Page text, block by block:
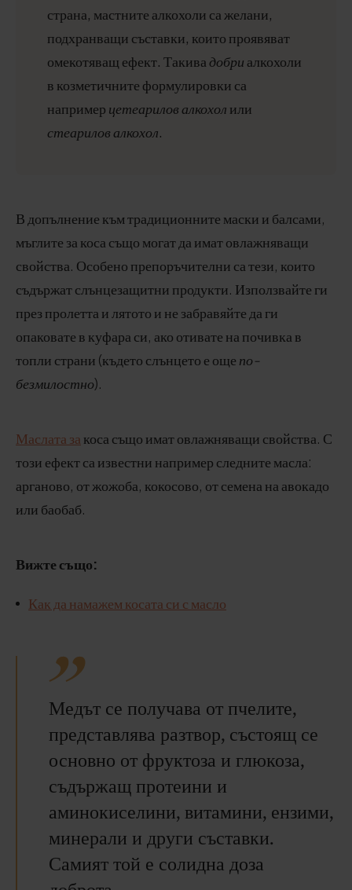
страна, мастните алкохоли са желани,
подхранващи съставки, които проявяват
омекотяващ ефект. Такива добри алкохоли
в козметичните формулировки са
например цетеарилов алкохол или
стеарилов алкохол.
В допълнение към традиционните маски и балсами,
мъглите за коса също могат да имат овлажняващи
свойства. Особено препоръчителни са тези, които
съдържат слънцезащитни продукти. Използвайте ги
през пролетта и лятото и не забравяйте да ги
опаковате в куфара си, ако отивате на почивка в
топли страни (където слънцето е още по-
безмилостно).
Маслата за коса също имат овлажняващи свойства. С
този ефект са известни например следните масла:
арганово, от жожоба, кокосово, от семена на авокадо
или баобаб.
Вижте също:
Как да намажем косата си с масло
Медът се получава от пчелите,
представлява разтвор, състоящ се
основно от фруктоза и глюкоза,
съдържащ протеини и
аминокиселини, витамини, ензими,
минерали и други съставки.
Самият той е солидна доза